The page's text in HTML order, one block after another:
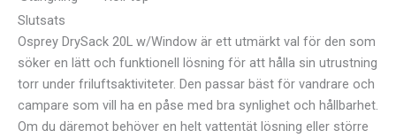
Slutsats
Osprey DrySack 20L w/Window är ett utmärkt val för den som
söker en lätt och funktionell lösning för att hålla sin utrustning
torr under friluftsaktiviteter. Den passar bäst för vandrare och
campare som vill ha en påse med bra synlighet och hållbarhet.
Om du däremot behöver en helt vattentät lösning eller större